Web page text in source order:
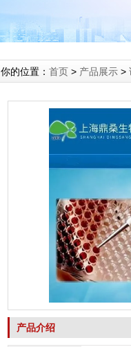
你的位置： 首页 > 产品展示 >
产品介绍